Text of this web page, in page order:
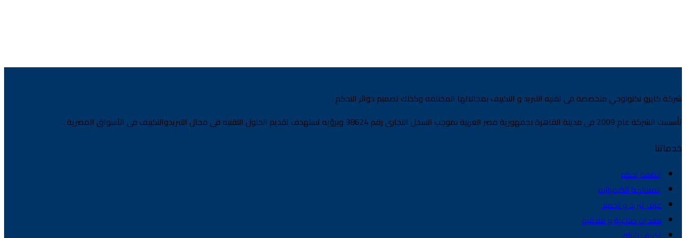
شركة كايرو تكنولوجي متخصصة فى تقنيه التبريد و التكييف بمجالاتها المختلفه وكذلك تصميم دوائر التحكم .
تأسست الشركة عام 2009 فى مدينة القاهرة بجمهورية مصر العربية بموجب السجل التجارى رقم 38624 وبرؤيه تستهدف تقديم الحلول التقنيه فى مجال التبريدوالتكييف فى الأسواق المصرية .
خدماتنا
أنظمة تحكم
المعالجة الكيميائية
غرف تبريد و تجميد
معدات صناعية و فندقية